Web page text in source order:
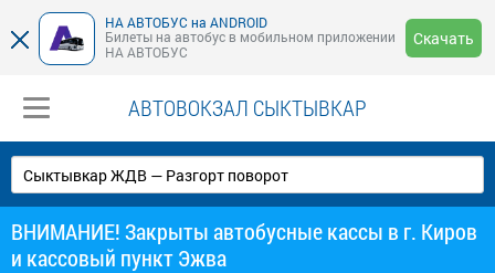
НА АВТОБУС на ANDROID
Билеты на автобус в мобильном приложении
НА АВТОБУС
Скачать
АВТОВОКЗАЛ СЫКТЫВКАР
ВНИМАНИЕ! Закрыты автобусные кассы в г. Киров
и кассовый пункт Эжва